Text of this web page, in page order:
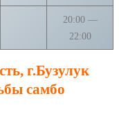
20:00 —
22:00
г.Бузулук
самбо